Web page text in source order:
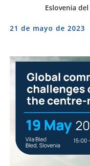
Eslovenia
21 de mayo de 2023